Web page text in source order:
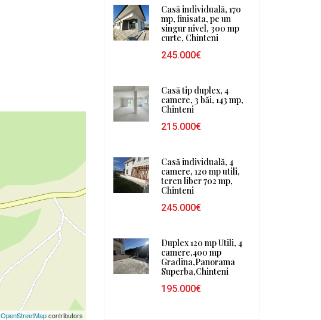
OpenStreetMapcontributors
Casă individuală, 170
mp, finisata, pe un
singur nivel, 300 mp
curte, Chinteni
245.000€
Casă tip duplex, 4
camere, 3 băi, 143 mp,
Chinteni
215.000€
Casă individuală, 4
camere, 120 mp utili,
teren liber 702 mp,
Chinteni
245.000€
Duplex 120 mp Utili, 4
camere,400 mp
Gradina,Panorama
Superba,Chinteni
195.000€